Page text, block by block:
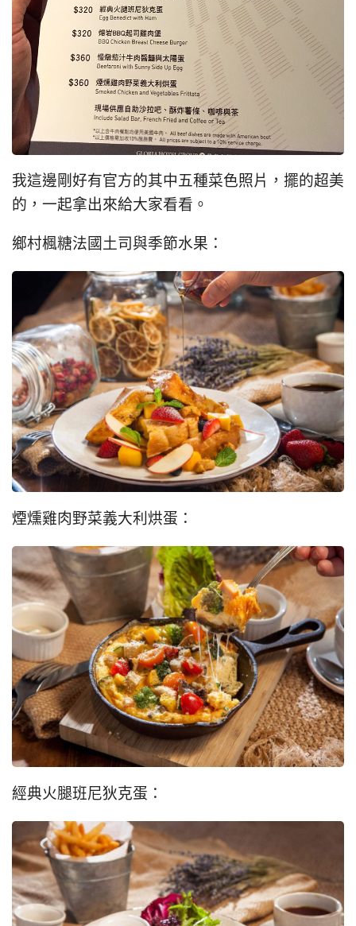
我這邊剛好有官方的其中五種菜色照片，擺的超美
的，一起拿出來給大家看看。
鄉村楓糖法國土司與季節水果：
煙燻雞肉野菜義大利烘蛋：
經典火腿班尼狄克蛋：